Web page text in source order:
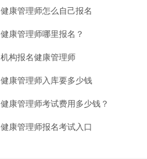
健康管理师怎么自己报名
健康管理师哪里报名？
机构报名健康管理师
健康管理师入库要多少钱
健康管理师考试费用多少钱？
健康管理师报名考试入口